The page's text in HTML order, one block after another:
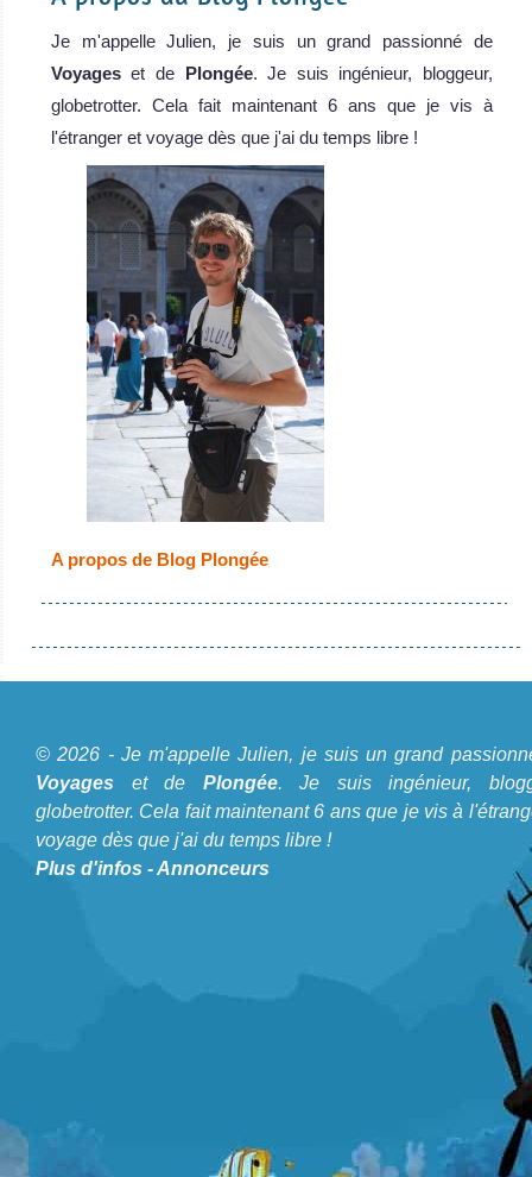
Je m'appelle Julien, je suis un grand passionné de
Voyageset de Plongée. Je suis ingénieur, bloggeur,
globetrotter. Cela fait maintenant 6 ans que je vis à
l'étranger et voyage dès que j'ai du temps libre !
A propos de Blog Plongée
© 2026 - Je m'appelle Julien, je suis un grand
Voyages et de Plongée. Je suis ingénieur,
globetrotter. Cela fait maintenant 6 ans que je vis à
voyage dès que j'ai du temps libre !
Plus d'infos -Annonceurs